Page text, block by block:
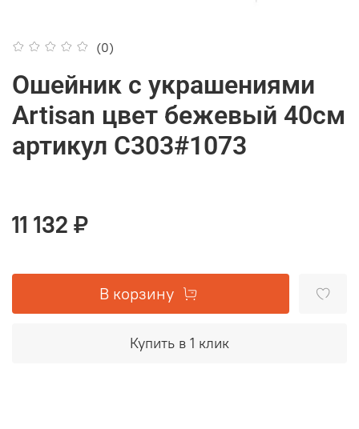
(0)
Ошейник с украшениями
Artisan цвет бежевый 40см
артикул С303#1073
11 132 ₽
В корзину
Купить в 1 клик